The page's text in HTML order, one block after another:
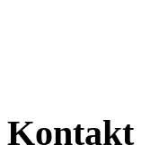
Kontakt